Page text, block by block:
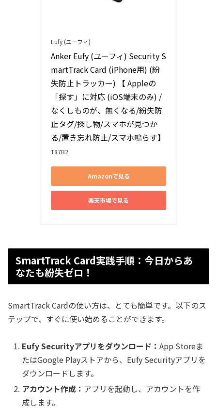
Eufy (ユーフィ)
Anker Eufy (ユーフィ) Security S
martTrack Card (iPhone用) (紛
失防止トラッカー) 【 Appleの
「探す」に対応 (iOS端末のみ) /
なくしものが、無くなる/紛失防
止タグ/探し物/スマホが見つか
る/置き忘れ防止/スマホ鳴らす】
T87B2
Amazonで見る
楽天市場で見る
SmartTrack Card実践手順：今日からあ
なたも紛失ゼロ！
SmartTrack Cardの使い方は、とても簡単です。以下のス
テップで、すぐに使い始めることができます。
Eufy Securityアプリをダウンロード：App Storeま
たはGoogle Playストアから、Eufy Securityアプリを
ダウンロードします。
アカウント作成： アプリを起動し、アカウントを作
成します。